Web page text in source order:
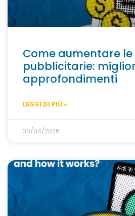
Come aumentare
pubblicitarie:
approfondimenti
LEGGI DI PIÙ »
30/04/2026